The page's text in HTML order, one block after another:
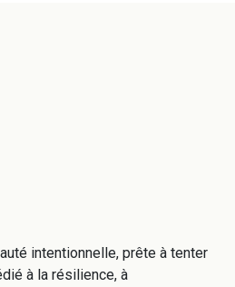
intentionnelle, prête à tenter
à la résilience, à